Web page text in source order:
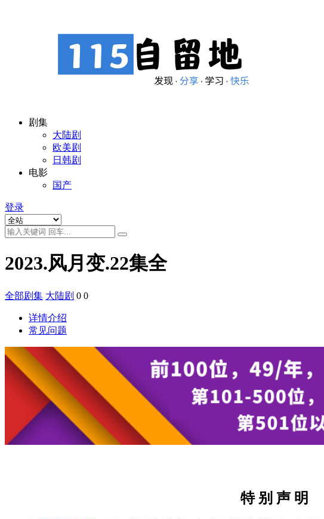
剧集
大陆剧
欧美剧
日韩剧
电影
国产
登录
2023.风月变.22集全
全部剧集 大陆剧 0 0
详情介绍
常见问题
特 别 声 明